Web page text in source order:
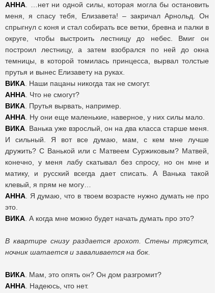
АННА . …нет ни одной силы, которая могла бы остановить
меня, я спасу тебя, Елизавета! – закричал Арнольд. Он
спрыгнул с коня и стал собирать все ветки, бревна и палки в
округе, чтобы выстроить лестницу до небес. Вмиг он
построил лестницу, а затем взобрался по ней до окна
темницы, в которой томилась принцесса, вырвал толстые
прутья и вынес Елизавету на руках.
ВИКА . Наши пацаны никогда так не смогут.
АННА . Что не смогут?
ВИКА . Прутья вырвать, например.
АННА . Ну они еще маленькие, наверное, у них силы мало.
ВИКА . Ванька уже взрослый, он на два класса старше меня.
И сильный. Я вот все думаю, мам, с кем мне лучше
дружить? С Ванькой или с Матвеем Суржиковым? Матвей,
конечно, у меня лабу скатывал без спросу, но он мне и
матику, и русский всегда дает списать. А Ванька такой
клевый, я прям не могу…
АННА . Я думаю, что в твоем возрасте нужно думать не про
это.
ВИКА . А когда мне можно будет начать думать про это?
В квартире снизу раздается грохот. Стены трясутся,
ночник шатается и заваливается на бок.
ВИКА . Мам, это опять он? Он дом разгромит?
АННА . Надеюсь, что нет.